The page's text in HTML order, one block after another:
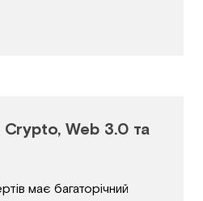
Crypto, Web 3.0 та
має багаторічний